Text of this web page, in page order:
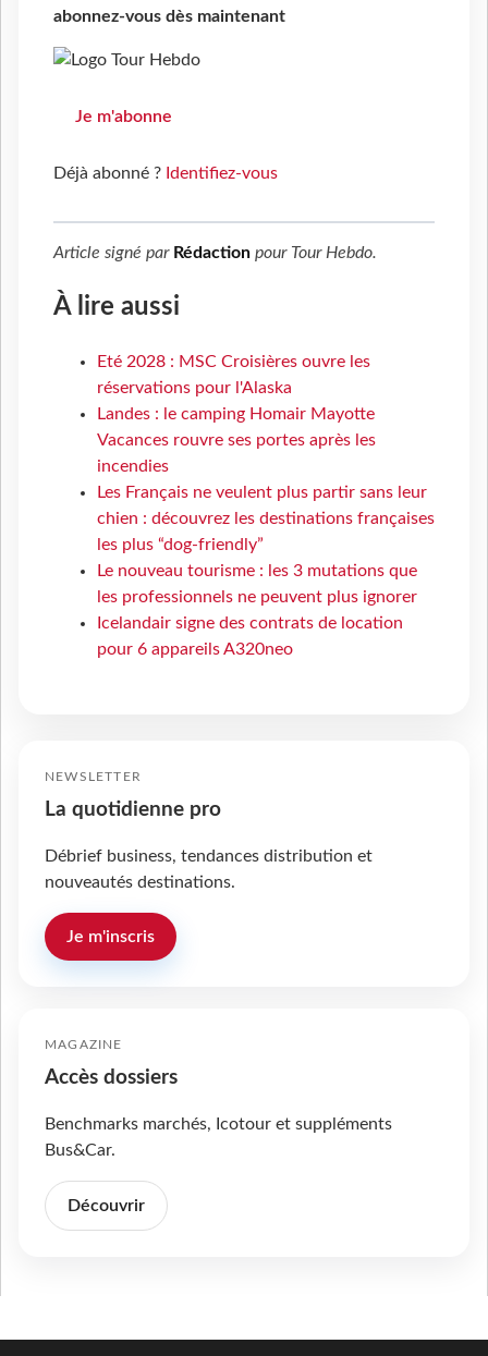
abonnez-vous dès maintenant
Je m'abonne
Déjà abonné ? Identifiez-vous
Article signé par Rédaction pour Tour Hebdo.
À lire aussi
Eté 2028 : MSC Croisières ouvre les
réservations pour l'Alaska
Landes : le camping Homair Mayotte
Vacances rouvre ses portes après les
incendies
Les Français ne veulent plus partir sans leur
chien : découvrez les destinations françaises
les plus “dog-friendly”
Le nouveau tourisme : les 3 mutations que
les professionnels ne peuvent plus ignorer
Icelandair signe des contrats de location
pour 6 appareils A320neo
NEWSLETTER
La quotidienne pro
Débrief business, tendances distribution et
nouveautés destinations.
Je m'inscris
MAGAZINE
Accès dossiers
Benchmarks marchés, Icotour et suppléments
Bus&Car.
Découvrir